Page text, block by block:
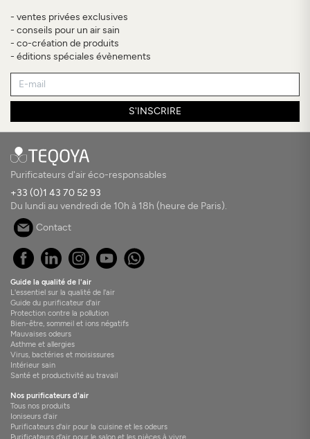
- ventes privées exclusives
- conseils pour un air sain
- co-création de produits
- éditions spéciales évènements
S'INSCRIRE
Purificateurs d'air éco-responsables
+33 (0)1 43 70 52 93
Du lundi au vendredi de 10h à 18h (heure de Paris).
Contact
Guide la qualité de l'air
L'essentiel sur la qualité de l'air
Guide du purificateur d'air
Protection contre la pollution
Bien-être, sommeil et ions négatifs
Mauvaises odeurs
Asthme et allergies
Virus, bactéries et moisissures
Intérieur sain
Santé et productivité au travail
Nos purificateurs d'air
Tous nos produits
Ioniseurs d'air
Purificateurs d'air pour la cuisine et les odeurs
Purificateurs d'air pour le salon et les pièces à vivre